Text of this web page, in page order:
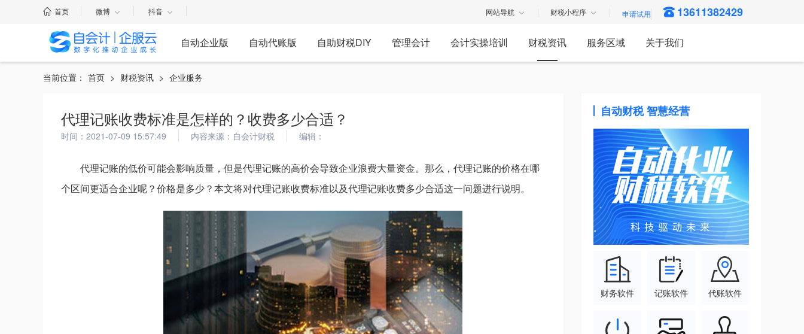
首页 微博 抖音 网站导航 财税小程序 13611382429
自动企业版 自动代账版 自助财税DIY 管理会计 会计实操培训 财税资讯 服务区域 关于我们
当前位置： 首页 > 财税资讯 > 企业服务
代理记账收费标准是怎样的？收费多少合适？
时间：2021-07-09 15:57:49 内容来源：自会计财税 编辑：
代理记账的低价可能会影响质量，但是代理记账的高价会导致企业浪费大量资金。那么，代理记账的价格在哪
个区间更适合企业呢？价格是多少？本文将对代理记账收费标准以及代理记账收费多少合适这一问题进行说明。
自动财税 智慧经营
财务软件 记账软件 代账软件